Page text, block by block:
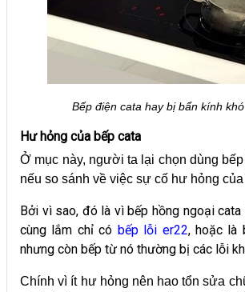
Bếp điện cata hay bị bẩn kính
Hư hỏng của bếp cata
Ở mục này, người ta lại chọn dùng
nếu so sánh về việc sự cố hư hỏng của
Bởi vì sao, đó là vì bếp hồng ngoại
cùng lắm chỉ có bếp lỗi er22, hoặc là
nhưng còn bếp từ nó thường bị các lỗi
Chính vì ít hư hỏng nên hao tổn sửa